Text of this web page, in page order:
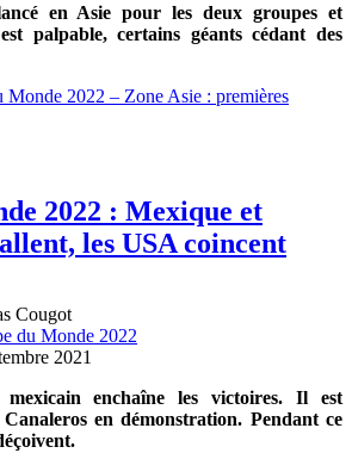
en Asie pour les deux groupes et
palpable, certains géants cédant des
Monde 2022 – Zone Asie : premières
2022 : Mexique et
les USA coincent
Cougot
du Monde 2022
2021
enchaîne les victoires. Il est
en démonstration. Pendant ce